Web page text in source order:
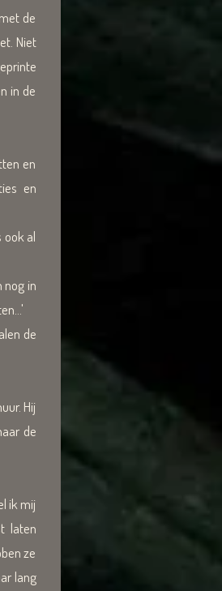
de
Niet
in de
en
en
ook al
nog in
de
Hij
de
ik mij
laten
ze
lang